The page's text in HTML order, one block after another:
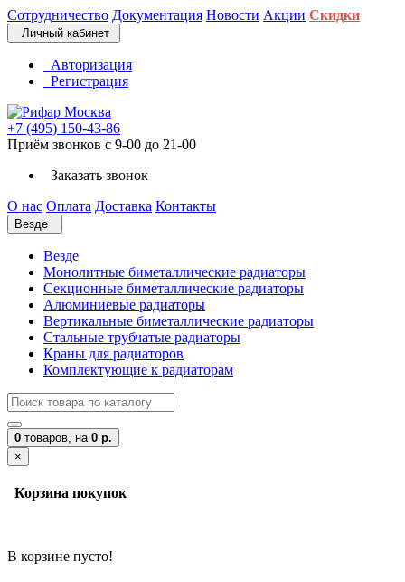
Сотрудничество Документация Новости Акции Скидки
Личный кабинет
Авторизация
Регистрация
+7 (495) 150-43-86
Приём звонков с 9-00 до 21-00
Заказать звонок
О нас Оплата Доставка Контакты
Везде
Везде
Монолитные биметаллические радиаторы
Секционные биметаллические радиаторы
Алюминиевые радиаторы
Вертикальные биметаллические радиаторы
Стальные трубчатые радиаторы
Краны для радиаторов
Комплектующие к радиаторам
0 товаров, на 0 р.
×
Корзина покупок
В корзине пусто!